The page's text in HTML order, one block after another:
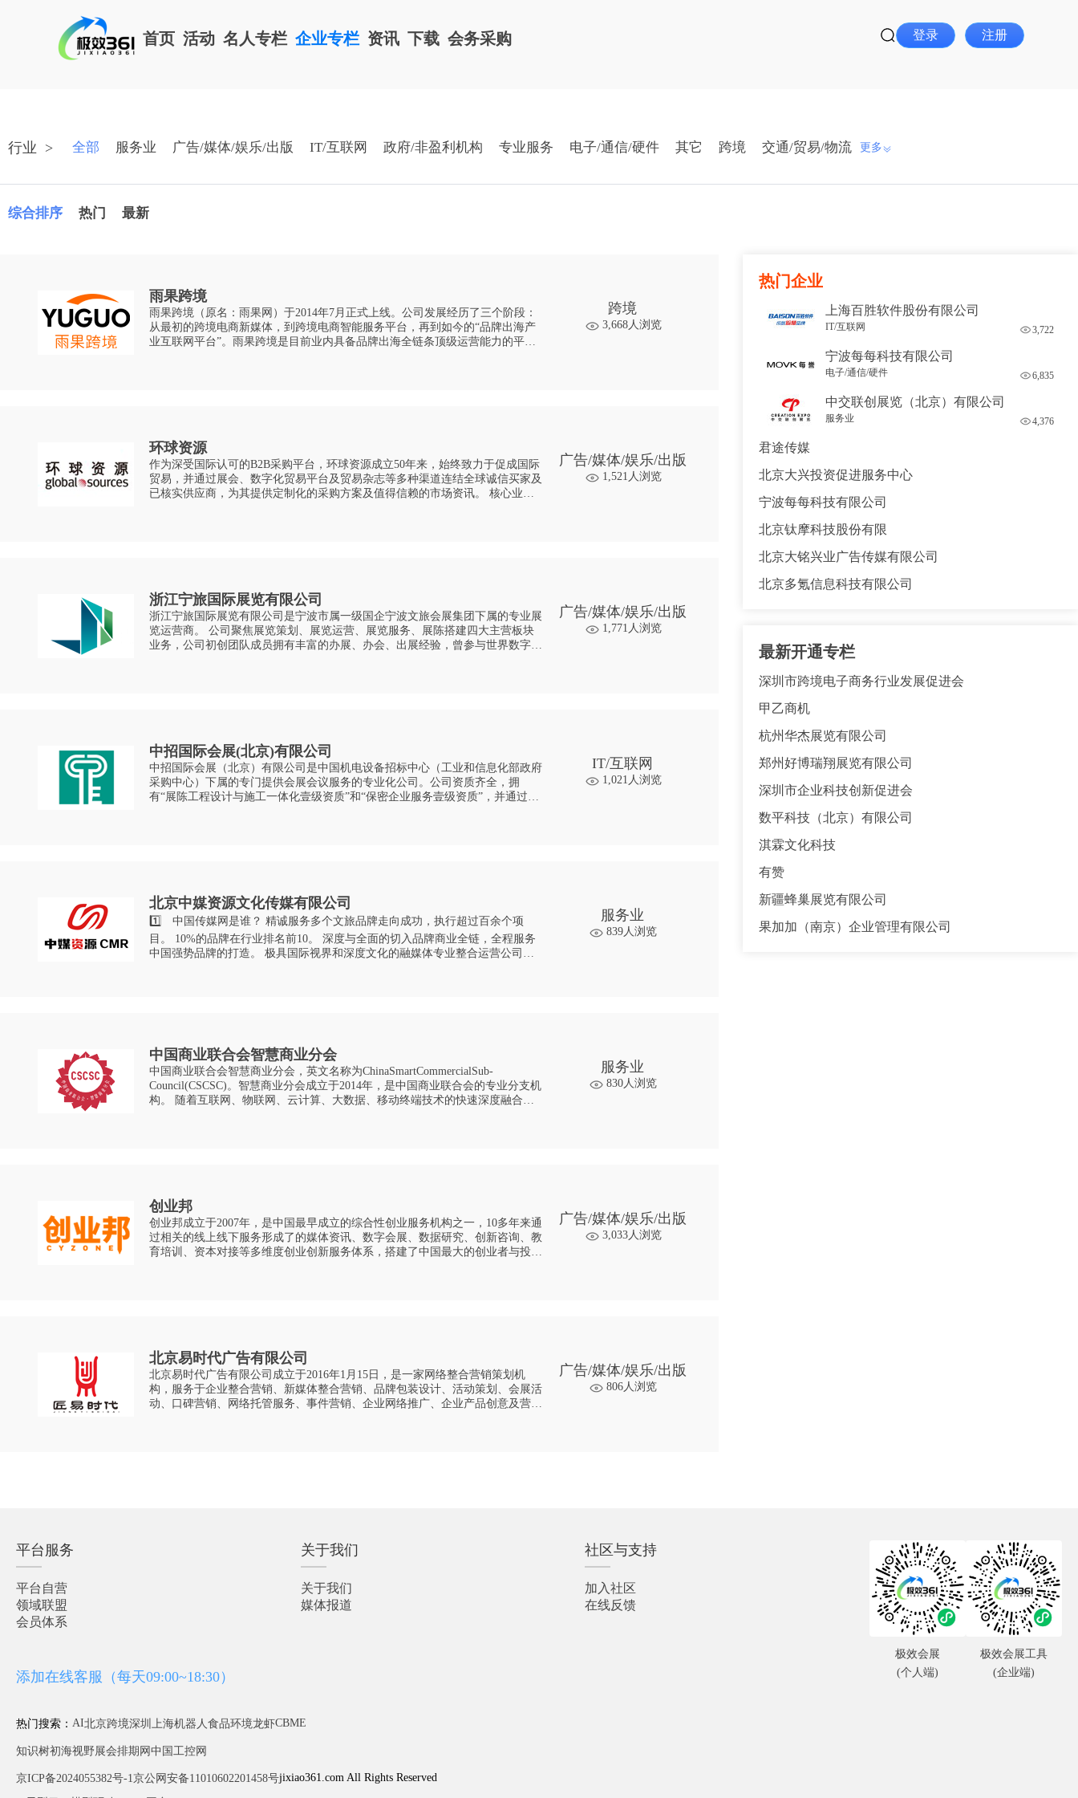
首页 活动 名人专栏 企业专栏 资讯 下载 会务采购 登录 注册
行业 > 全部 服务业 广告/媒体/娱乐/出版 IT/互联网 政府/非盈利机构 专业服务 电子/通信/硬件 其它 跨境 交通/贸易/物流 更多
综合排序 热门 最新
雨果跨境
雨果跨境（原名：雨果网）于2014年7月正式上线。公司发展经历了三个阶段：
从最初的跨境电商新媒体，到跨境电商智能服务平台，再到如今的“品牌出海产
业互联网平台”。雨果跨境是目前业内具备品牌出海全链条顶级运营能力的平台
跨境
3,668人浏览
环球资源
作为深受国际认可的B2B采购平台，环球资源成立50年来，始终致力于促成国际
贸易，并通过展会、数字化贸易平台及贸易杂志等多种渠道连结全球诚信买家及
已核实供应商，为其提供定制化的采购方案及值得信赖的市场资讯。 核心业务
广告/媒体/娱乐/出版
1,521人浏览
浙江宁旅国际展览有限公司
浙江宁旅国际展览有限公司是宁波市属一级国企宁波文旅会展集团下属的专业展
览运营商。 公司聚焦展览策划、展览运营、展览服务、展陈搭建四大主营板块
业务，公司初创团队成员拥有丰富的办展、办会、出展经验，曾参与世界数字经
广告/媒体/娱乐/出版
1,771人浏览
中招国际会展(北京)有限公司
中招国际会展（北京）有限公司是中国机电设备招标中心（工业和信息化部政府
采购中心）下属的专门提供会展会议服务的专业化公司。公司资质齐全，拥
有“展陈工程设计与施工一体化壹级资质”和“保密企业服务壹级资质”，并通过了
IT/互联网
1,021人浏览
北京中媒资源文化传媒有限公司
1️⃣ 中国传媒网是谁？ 精诚服务多个文旅品牌走向成功，执行超过百余个项
目。 10%的品牌在行业排名前10。 深度与全面的切入品牌商业全链，全程服务
中国强势品牌的打造。 极具国际视界和深度文化的融媒体专业整合运营公司。
服务业
839人浏览
中国商业联合会智慧商业分会
中国商业联合会智慧商业分会，英文名称为ChinaSmartCommercialSub-
Council(CSCSC)。智慧商业分会成立于2014年，是中国商业联合会的专业分支机
构。 随着互联网、物联网、云计算、大数据、移动终端技术的快速深度融合发
服务业
830人浏览
创业邦
创业邦成立于2007年，是中国最早成立的综合性创业服务机构之一，10多年来通
过相关的线上线下服务形成了的媒体资讯、数字会展、数据研究、创新咨询、教
育培训、资本对接等多维度创业创新服务体系，搭建了中国最大的创业者与投资
广告/媒体/娱乐/出版
3,033人浏览
北京易时代广告有限公司
北京易时代广告有限公司成立于2016年1月15日，是一家网络整合营销策划机
构，服务于企业整合营销、新媒体整合营销、品牌包装设计、活动策划、会展活
动、口碑营销、网络托管服务、事件营销、企业网络推广、企业产品创意及营销
广告/媒体/娱乐/出版
806人浏览
热门企业
上海百胜软件股份有限公司
IT/互联网 3,722
宁波每每科技有限公司
电子/通信/硬件 6,835
中交联创展览（北京）有限公司
服务业 4,376
君途传媒
北京大兴投资促进服务中心
宁波每每科技有限公司
北京钛摩科技股份有限
北京大铭兴业广告传媒有限公司
北京多氪信息科技有限公司
最新开通专栏
深圳市跨境电子商务行业发展促进会
甲乙商机
杭州华杰展览有限公司
郑州好博瑞翔展览有限公司
深圳市企业科技创新促进会
数平科技（北京）有限公司
淇霖文化科技
有赞
新疆蜂巢展览有限公司
果加加（南京）企业管理有限公司
平台服务
平台自营
领域联盟
会员体系
关于我们
关于我们
媒体报道
社区与支持
加入社区
在线反馈
添加在线客服（每天09:00~18:30）
热门搜索： AI北京跨境深圳 上海机器人食品环境龙虾CBME
知识树初海视野展会排期网 中国工控网
京ICP备2024055382号-1京公网安备11010602201458号jixiao361.com All Rights Reserved
极效会展
(个人端)
极效会展工具
(企业端)